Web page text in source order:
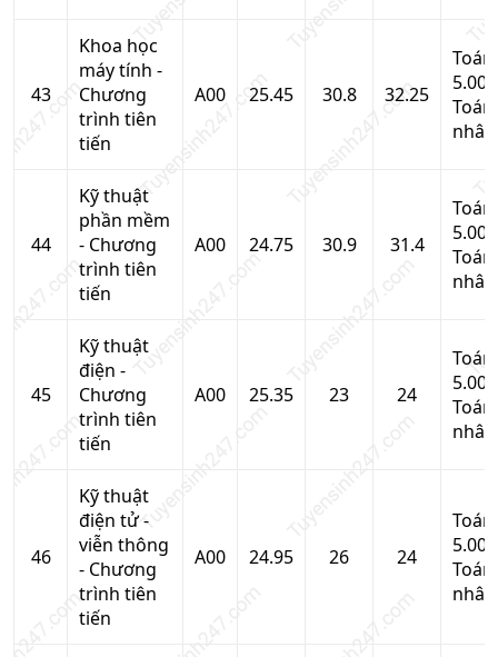
43
Khoa học
máy tính -
Chương
trình tiên
tiến
A00 25.45 30.8 32.25
5.00,
Toán
44
Kỹ thuật
phần mềm
- Chương
trình tiên
tiến
A00 24.75 30.9 31.4
5.00,
Toán
45
Kỹ thuật
điện -
Chương
trình tiên
tiến
A00 25.35 23 24
5.00,
Toán
46
Kỹ thuật
điện tử -
viễn thông
- Chương
trình tiên
tiến
A00 24.95 26 24
5.00,
Toán